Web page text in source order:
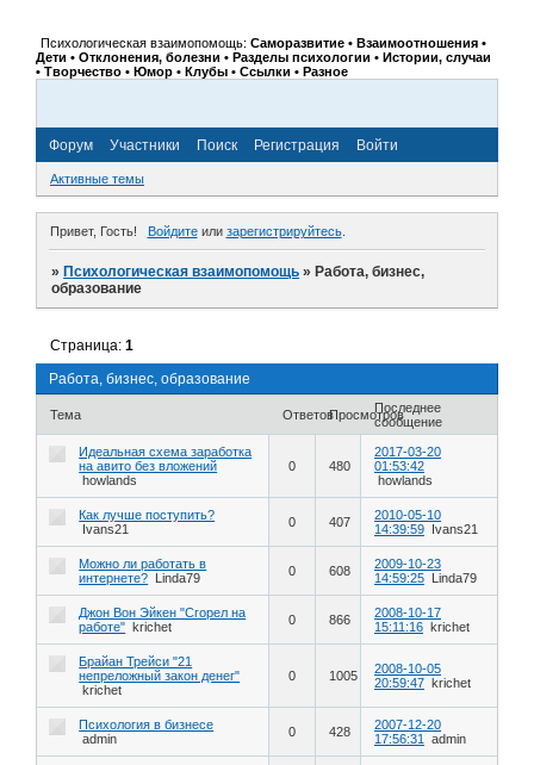
Психологическая взаимопомощь: Саморазвитие • Взаимоотношения •
Дети • Отклонения, болезни • Разделы психологии • Истории, случаи
• Творчество • Юмор • Клубы • Ссылки • Разное
Форум Участники Поиск Регистрация Войти
Активные темы
Привет, Гость! Войдитеили зарегистрируйтесь.
»Психологическая взаимопомощь »Работа, бизнес,
образование
Работа, бизнес, образование
Страница:1
Тема ОтветовПросмотровПоследнее
сообщение
Идеальная схема заработка
на авито без вложений
howlands
0 480
2017-03-20
01:53:42
howlands
Как лучше поступить?
Ivans21
0 407
2010-05-10
14:39:59
Ivans21
Можно ли работать в
интернете?
Linda79 0 608
2009-10-23
14:59:25
Linda79
Джон Вон Эйкен "Сгорел на
работе" krichet 0 866
2008-10-17
15:11:16 krichet
Брайан Трейси "21
непреложный закон денег"
krichet
0 1005
2008-10-05
20:59:47 krichet
Психология в бизнесе
admin
0 428
2007-12-20
17:56:31
admin